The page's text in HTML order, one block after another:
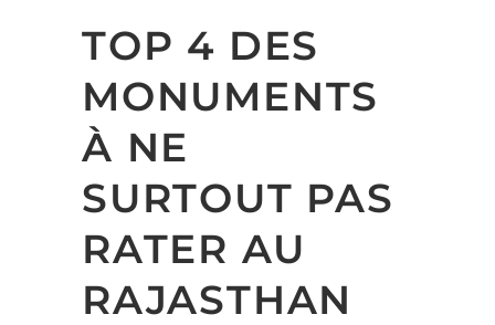
TOP 4 DES
MONUMENTS
À NE
SURTOUT PAS
RATER AU
RAJASTHAN